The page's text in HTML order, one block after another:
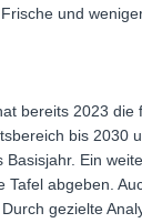
und
bereits 2023 die
bis 2030
Ein
abgeben.
gezielte